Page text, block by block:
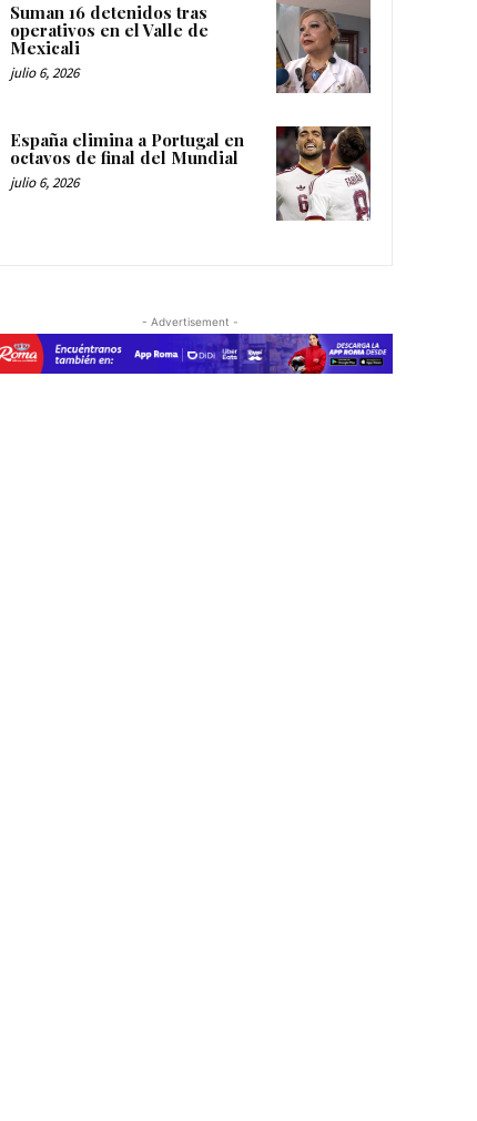
Suman 16 detenidos tras
operativos en el Valle de
Mexicali
julio 6, 2026
España elimina a Portugal en
octavos de final del Mundial
julio 6, 2026
- Advertisement -